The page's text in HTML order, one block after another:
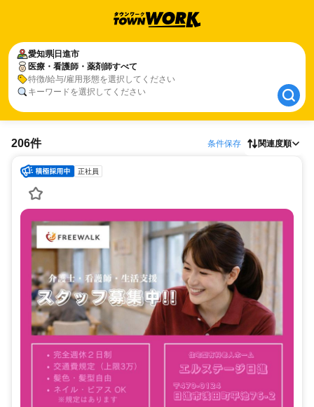
愛知県 日進市
医療・看護師・薬剤師すべて
特徴/給与/雇用形態を選択してください
キーワードを選択してください
愛知県 日進市
医療・看護師・薬剤師すべて
206件 条件保存 関連度順
正社員